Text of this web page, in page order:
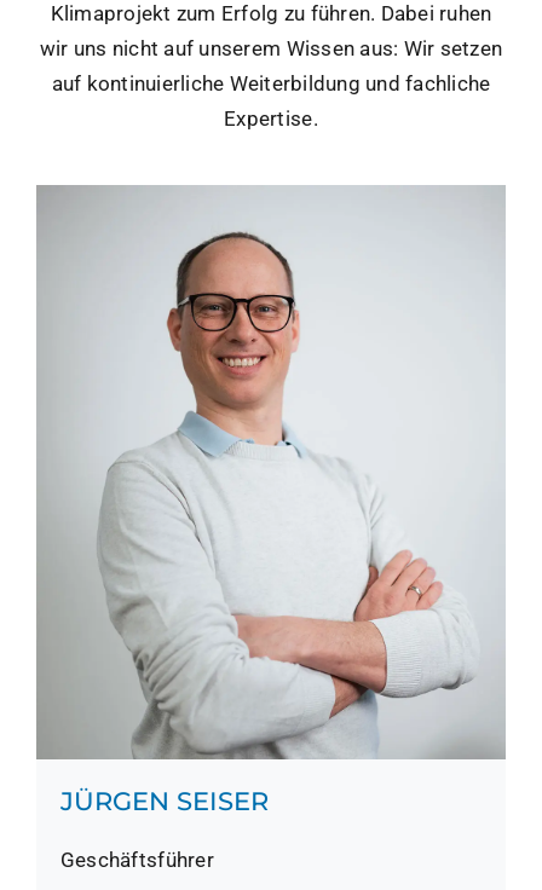
Klimaprojekt zum Erfolg zu führen. Dabei ruhen
wir uns nicht auf unserem Wissen aus: Wir setzen
auf kontinuierliche Weiterbildung und fachliche
Expertise.
JÜRGEN SEISER
Geschäftsführer